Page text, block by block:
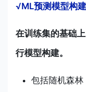
√ML预测模型构建
在训练集的基础
行模型构建。
包括随机森